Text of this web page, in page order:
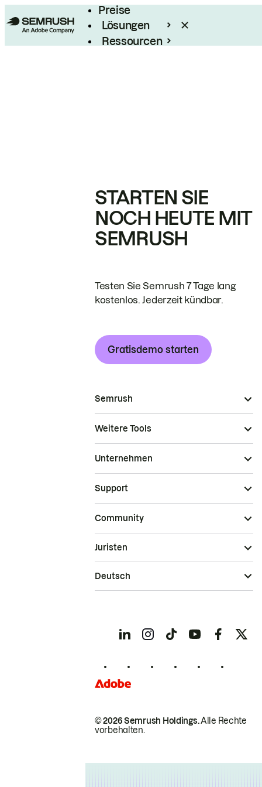
Preise
Lösungen
Ressourcen
STARTEN SIE
NOCH HEUTE MIT
SEMRUSH
Testen Sie Semrush 7 Tage lang
kostenlos. Jederzeit kündbar.
Gratisdemo starten
Semrush
Weitere Tools
Unternehmen
Support
Community
© 2026 Semrush Holdings.Alle Rechte
vorbehalten.
Juristen
Deutsch